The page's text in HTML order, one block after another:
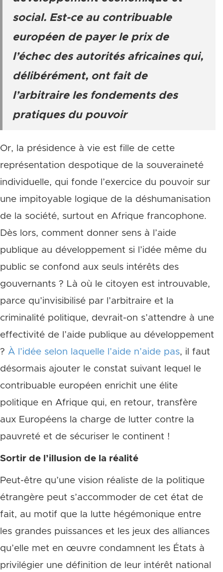
social. Est-ce au contribuable
européen de payer le prix de
l’échec des autorités africaines qui,
délibérément, ont fait de
l’arbitraire les fondements des
pratiques du pouvoir
Or, la présidence à vie est fille de cette
représentation despotique de la souveraineté
individuelle, qui fonde l’exercice du pouvoir sur
une impitoyable logique de la déshumanisation
de la société, surtout en Afrique francophone.
Dès lors, comment donner sens à l’aide
publique au développement si l’idée même du
public se confond aux seuls intérêts des
gouvernants ? Là où le citoyen est introuvable,
parce qu’invisibilisé par l’arbitraire et la
criminalité politique, devrait-on s’attendre à une
effectivité de l’aide publique au développement
? À l’idée selon laquelle l’aide n’aide pas, il faut
désormais ajouter le constat suivant lequel le
contribuable européen enrichit une élite
politique en Afrique qui, en retour, transfère
aux Européens la charge de lutter contre la
pauvreté et de sécuriser le continent !
Sortir de l’illusion de la réalité
Peut-être qu’une vision réaliste de la politique
étrangère peut s’accommoder de cet état de
fait, au motif que la lutte hégémonique entre
les grandes puissances et les jeux des alliances
qu’elle met en œuvre condamnent les États à
privilégier une définition de leur intérêt national